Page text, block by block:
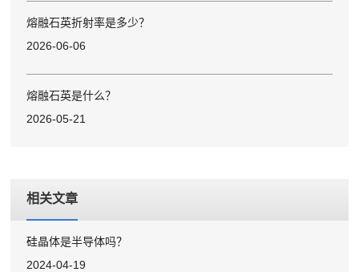
熔融石英折射率是多少？
2026-06-06
熔融石英是什么？
2026-05-21
相关文章
硅晶体是半导体吗？
2024-04-19